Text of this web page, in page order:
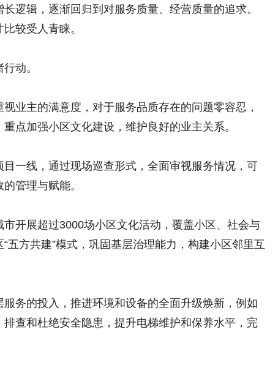
逻辑，逐渐回归到对服务质量、经营质量的追求。
较受人青睐。
动。
业主的满意度，对于服务品质存在的问题零容忍，
点加强小区文化建设，维护良好的业主关系。
一线，通过现场巡查形式，全面审视服务情况，可
管理与赋能。
开展超过3000场小区文化活动，覆盖小区、社会与
五方共建”模式，巩固基层治理能力，构建小区邻里互
务的投入，推进环境和设备的全面升级焕新，例如
查和杜绝安全隐患，提升电梯维护和保养水平，完